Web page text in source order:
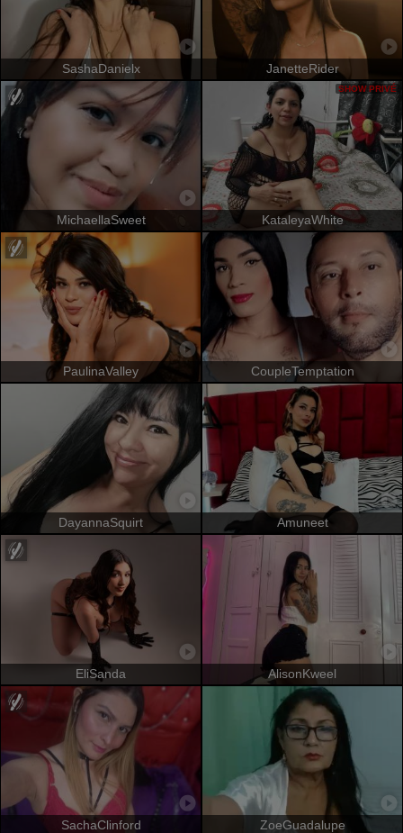
SashaDanielx JanetteRider
MichaellaSweet KataleyaWhite
SHOW PRIVÉ
PaulinaValley CoupleTemptation
DayannaSquirt Amuneet
EliSanda AlisonKweel
SachaClinford ZoeGuadalupe